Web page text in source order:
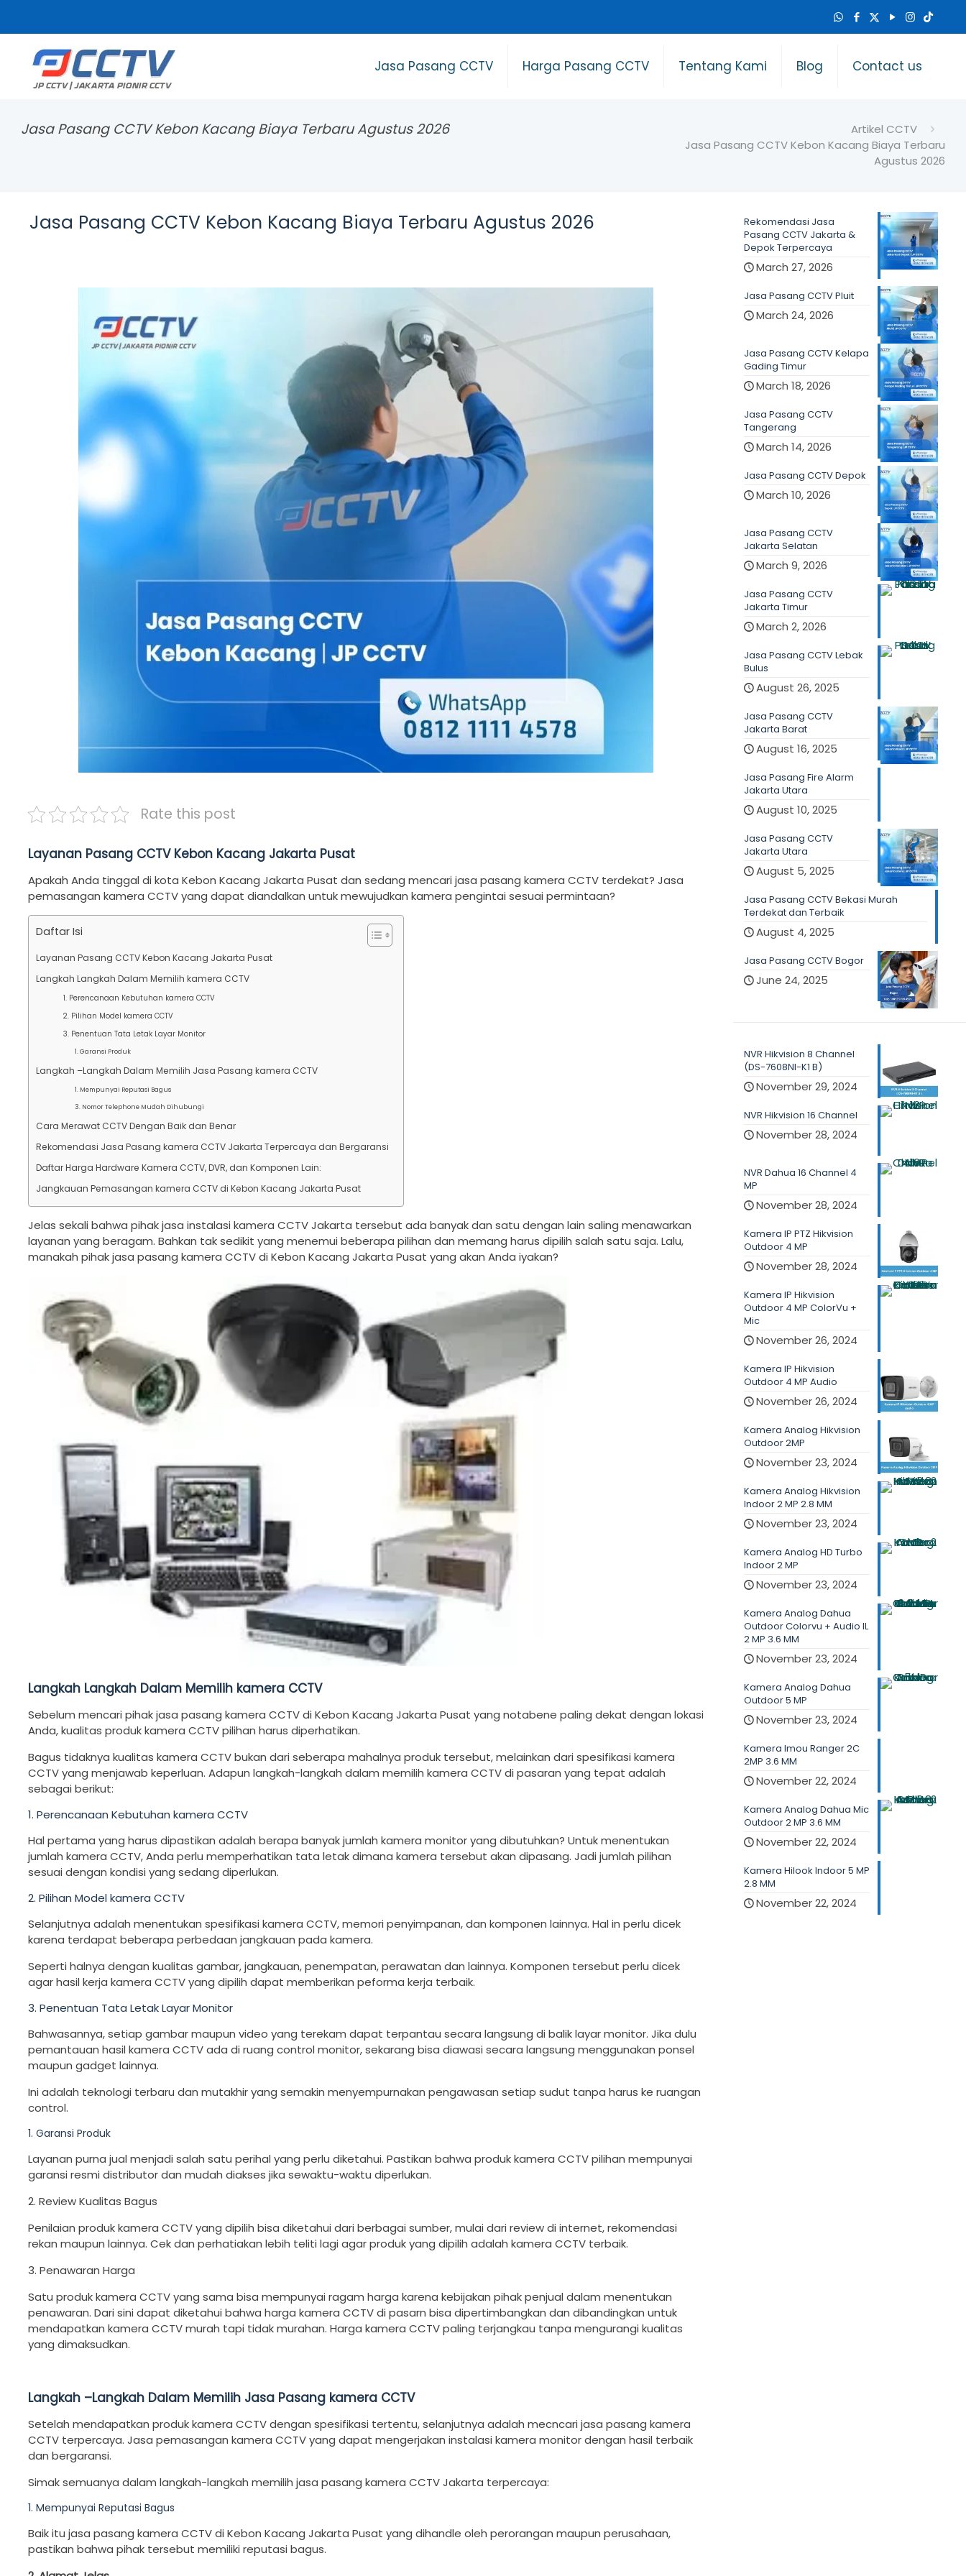
Jasa Pasang CCTV Harga Pasang CCTV Tentang Kami Blog Contact us
Jasa Pasang CCTV Kebon Kacang Biaya Terbaru Agustus 2026
Artikel CCTV
Jasa Pasang CCTV Kebon Kacang Biaya Terbaru
Agustus 2026
Jasa Pasang CCTV Kebon Kacang Biaya Terbaru Agustus 2026
Rate this post
Layanan Pasang CCTV Kebon Kacang Jakarta Pusat
Apakah Anda tinggal di kota Kebon Kacang Jakarta Pusat dan sedang mencari jasa pasang kamera CCTV terdekat? Jasa
pemasangan kamera CCTV yang dapat diandalkan untuk mewujudkan kamera pengintai sesuai permintaan?
Daftar Isi
Layanan Pasang CCTV Kebon Kacang Jakarta Pusat
Langkah Langkah Dalam Memilih kamera CCTV
1. Perencanaan Kebutuhan kamera CCTV
2. Pilihan Model kamera CCTV
3. Penentuan Tata Letak Layar Monitor
1. Garansi Produk
Langkah –Langkah Dalam Memilih Jasa Pasang kamera CCTV
1. Mempunyai Reputasi Bagus
3. Nomor Telephone Mudah Dihubungi
Cara Merawat CCTV Dengan Baik dan Benar
Rekomendasi Jasa Pasang kamera CCTV Jakarta Terpercaya dan Bergaransi
Daftar Harga Hardware Kamera CCTV, DVR, dan Komponen Lain:
Jangkauan Pemasangan kamera CCTV di Kebon Kacang Jakarta Pusat
Jelas sekali bahwa pihak jasa instalasi kamera CCTV Jakarta tersebut ada banyak dan satu dengan lain saling menawarkan
layanan yang beragam. Bahkan tak sedikit yang menemui beberapa pilihan dan memang harus dipilih salah satu saja. Lalu,
manakah pihak jasa pasang kamera CCTV di Kebon Kacang Jakarta Pusat yang akan Anda iyakan?
Langkah Langkah Dalam Memilih kamera CCTV
Sebelum mencari pihak jasa pasang kamera CCTV di Kebon Kacang Jakarta Pusat yang notabene paling dekat dengan lokasi
Anda, kualitas produk kamera CCTV pilihan harus diperhatikan.
Bagus tidaknya kualitas kamera CCTV bukan dari seberapa mahalnya produk tersebut, melainkan dari spesifikasi kamera
CCTV yang menjawab keperluan. Adapun langkah-langkah dalam memilih kamera CCTV di pasaran yang tepat adalah
sebagai berikut:
1. Perencanaan Kebutuhan kamera CCTV
Hal pertama yang harus dipastikan adalah berapa banyak jumlah kamera monitor yang dibutuhkan? Untuk menentukan
jumlah kamera CCTV, Anda perlu memperhatikan tata letak dimana kamera tersebut akan dipasang. Jadi jumlah pilihan
sesuai dengan kondisi yang sedang diperlukan.
2. Pilihan Model kamera CCTV
Selanjutnya adalah menentukan spesifikasi kamera CCTV, memori penyimpanan, dan komponen lainnya. Hal in perlu dicek
karena terdapat beberapa perbedaan jangkauan pada kamera.
Seperti halnya dengan kualitas gambar, jangkauan, penempatan, perawatan dan lainnya. Komponen tersebut perlu dicek
agar hasil kerja kamera CCTV yang dipilih dapat memberikan peforma kerja terbaik.
3. Penentuan Tata Letak Layar Monitor
Bahwasannya, setiap gambar maupun video yang terekam dapat terpantau secara langsung di balik layar monitor. Jika dulu
pemantauan hasil kamera CCTV ada di ruang control monitor, sekarang bisa diawasi secara langsung menggunakan ponsel
maupun gadget lainnya.
Ini adalah teknologi terbaru dan mutakhir yang semakin menyempurnakan pengawasan setiap sudut tanpa harus ke ruangan
control.
1. Garansi Produk
Layanan purna jual menjadi salah satu perihal yang perlu diketahui. Pastikan bahwa produk kamera CCTV pilihan mempunyai
garansi resmi distributor dan mudah diakses jika sewaktu-waktu diperlukan.
2. Review Kualitas Bagus
Penilaian produk kamera CCTV yang dipilih bisa diketahui dari berbagai sumber, mulai dari review di internet, rekomendasi
rekan maupun lainnya. Cek dan perhatiakan lebih teliti lagi agar produk yang dipilih adalah kamera CCTV terbaik.
3. Penawaran Harga
Satu produk kamera CCTV yang sama bisa mempunyai ragam harga karena kebijakan pihak penjual dalam menentukan
penawaran. Dari sini dapat diketahui bahwa harga kamera CCTV di pasarn bisa dipertimbangkan dan dibandingkan untuk
mendapatkan kamera CCTV murah tapi tidak murahan. Harga kamera CCTV paling terjangkau tanpa mengurangi kualitas
yang dimaksudkan.
Langkah –Langkah Dalam Memilih Jasa Pasang kamera CCTV
Setelah mendapatkan produk kamera CCTV dengan spesifikasi tertentu, selanjutnya adalah mecncari jasa pasang kamera
CCTV terpercaya. Jasa pemasangan kamera CCTV yang dapat mengerjakan instalasi kamera monitor dengan hasil terbaik
dan bergaransi.
Simak semuanya dalam langkah-langkah memilih jasa pasang kamera CCTV Jakarta terpercaya:
1. Mempunyai Reputasi Bagus
Baik itu jasa pasang kamera CCTV di Kebon Kacang Jakarta Pusat yang dihandle oleh perorangan maupun perusahaan,
pastikan bahwa pihak tersebut memiliki reputasi bagus.
Rekomendasi Jasa
Pasang CCTV Jakarta &
Depok Terpercaya
March 27, 2026
Jasa Pasang CCTV Pluit
March 24, 2026
Jasa Pasang CCTV Kelapa
Gading Timur
March 18, 2026
Jasa Pasang CCTV
Tangerang
March 14, 2026
Jasa Pasang CCTV Depok
March 10, 2026
Jasa Pasang CCTV
Jakarta Selatan
March 9, 2026
Jasa Pasang CCTV
Jakarta Timur
March 2, 2026
Jasa Pasang CCTV Lebak
Bulus
August 26, 2025
Jasa Pasang CCTV
Jakarta Barat
August 16, 2025
Jasa Pasang Fire Alarm
Jakarta Utara
August 10, 2025
Jasa Pasang CCTV
Jakarta Utara
August 5, 2025
Jasa Pasang CCTV Bekasi Murah
Terdekat dan Terbaik
August 4, 2025
Jasa Pasang CCTV Bogor
June 24, 2025
NVR Hikvision 8 Channel
(DS-7608NI-K1 B)
November 29, 2024
NVR Hikvision 16 Channel
November 28, 2024
NVR Dahua 16 Channel 4
MP
November 28, 2024
Kamera IP PTZ Hikvision
Outdoor 4 MP
November 28, 2024
Kamera IP Hikvision
Outdoor 4 MP ColorVu +
Mic
November 26, 2024
Kamera IP Hikvision
Outdoor 4 MP Audio
November 26, 2024
Kamera Analog Hikvision
Outdoor 2MP
November 23, 2024
Kamera Analog Hikvision
Indoor 2 MP 2.8 MM
November 23, 2024
Kamera Analog HD Turbo
Indoor 2 MP
November 23, 2024
Kamera Analog Dahua
Outdoor Colorvu + Audio IL
2 MP 3.6 MM
November 23, 2024
Kamera Analog Dahua
Outdoor 5 MP
November 23, 2024
Kamera Imou Ranger 2C
2MP 3.6 MM
November 22, 2024
Kamera Analog Dahua Mic
Outdoor 2 MP 3.6 MM
November 22, 2024
Kamera Hilook Indoor 5 MP
2.8 MM
November 22, 2024